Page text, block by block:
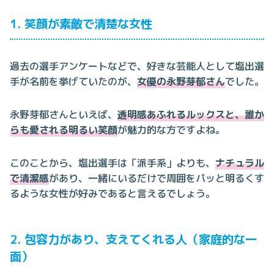
1. 笑顔が素敵で清楚な女性
過去の選手アンケートなどで、好きな芸能人として塩出選
手が名前を挙げていたのが、 女優の永野芽郁さんでした。
永野芽郁さんといえば、 透明感あふれるルックスと、誰か
らも愛される明るい笑顔が魅力的な方ですよね。
このことから、塩出選手は「派手系」よりも、 ナチュラル
で清潔感があり、一緒にいるだけで周囲をパッと明るくす
るような女性が好みであると言えるでしょう。
2. 包容力があり、支えてくれる人（家庭的な一
面）